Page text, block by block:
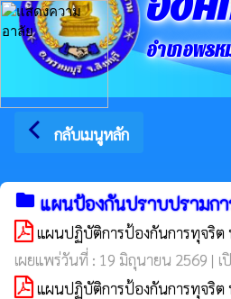
อำเภอพร
arrow_back_ios กลับเมนูหลัก
folder แผนป้องกันปราบปรามก
แผนปฏิบัติการป้องกันการทุจริต
เผยแพร่วันที่ : 19 มิถุนายน 2569 | เ
แผนปฏิบัติการป้องกันการทุจริต